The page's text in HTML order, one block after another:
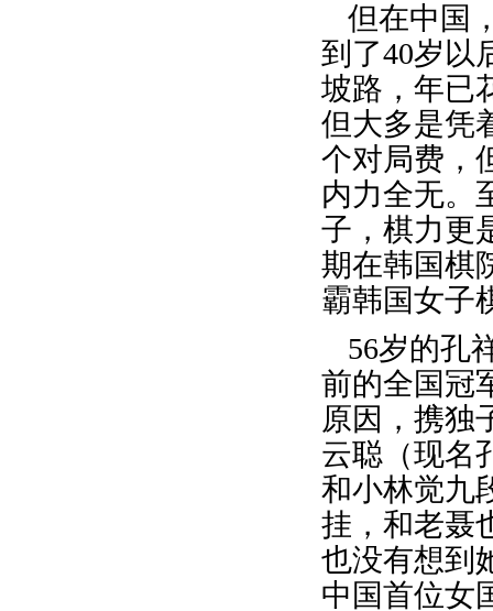
但在中国
到了40岁以
坡路，年已
但大多是凭
个对局费，
内力全无。
子，棋力更
期在韩国棋
霸韩国女子
56岁的孔
前的全国冠
原因，携独
云聪（现名
和小林觉九
挂，和老聂
也没有想到
中国首位女